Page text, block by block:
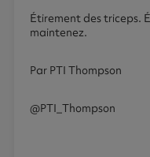
Étirement des triceps.
maintenez.
Par PTI Thompson
@PTI_Thompson